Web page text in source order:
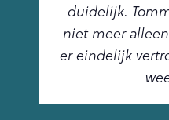
duidelijk.
niet meer
er eindelijk